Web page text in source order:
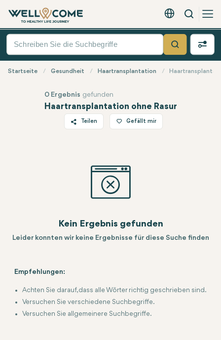
Deutsch - EUR
Suche
Quick
Suche
Startseite Gesundheit Haartransplantation
Haartransplantation ohne Rasur
0 Ergebnis gefunden
Teilen
WhatsApp
Gefällt mir
Kein Ergebnis gefunden
Leider konnten wir keine Ergebnisse für diese Suche finden
Empfehlungen:
Achten Sie darauf, dass alle Wörter richtig geschrieben sind.
Versuchen Sie verschiedene Suchbegriffe.
Versuchen Sie allgemeinere Suchbegriffe.